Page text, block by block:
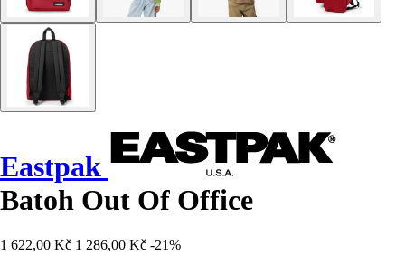
Eastpak
Batoh Out Of Office
1 622,00 Kč 1 286,00 Kč -21%